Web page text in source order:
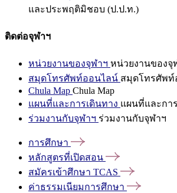
และประพฤติมิชอบ (ป.ป.ท.)
ติดต่อจุฬาฯ
หน่วยงานของจุฬาฯ หน่วยงานของจุ
สมุดโทรศัพท์ออนไลน์ สมุดโทรศัพท์
Chula Map Chula Map
แผนที่และการเดินทาง แผนที่และกา
ร่วมงานกับจุฬาฯ ร่วมงานกับจุฬาฯ
การศึกษา
หลักสูตรที่เปิดสอน
สมัครเข้าศึกษา TCAS
ค่าธรรมเนียมการศึกษา